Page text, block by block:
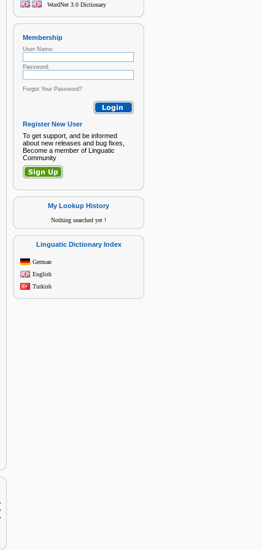
WordNet 3.0 Dictionary
Membership
User Name:
Password:
Forgot Your Password?
Register New User
To get support, and be informed
about new releases and bug fixes,
Become a member of Linguatic
Community
My Lookup History
Nothing searched yet !
Linguatic Dictionary Index
German
English
Turkish